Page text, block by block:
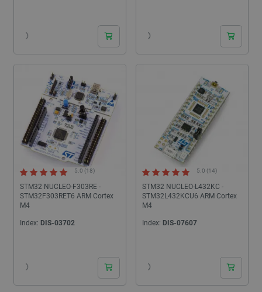
STM32 NUCLEO-F303RE -
STM32F303RET6 ARM Cortex
M4
5.0 (18)
Index: DIS-03702
STM32 NUCLEO-L432KC -
STM32L432KCU6 ARM Cortex
M4
5.0 (14)
Index: DIS-07607